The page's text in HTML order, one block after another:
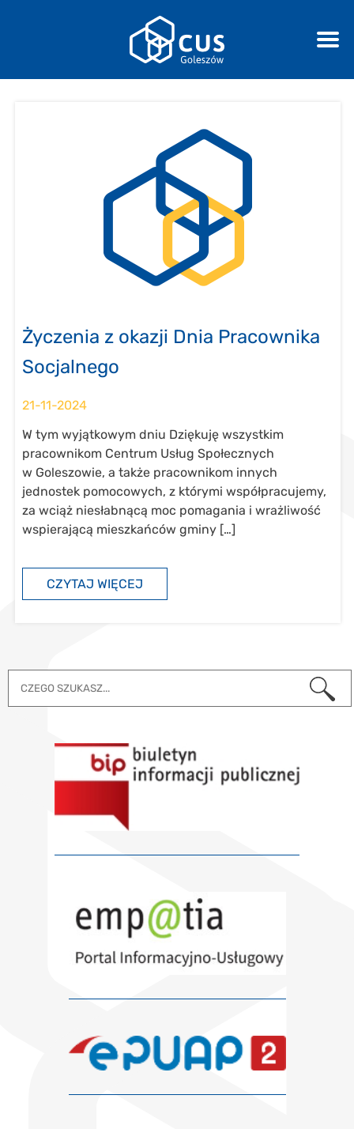
Życzenia z okazji Dnia Pracownika
Socjalnego
21-11-2024
W tym wyjątkowym dniu Dziękuję wszystkim
pracownikom Centrum Usług Społecznych
w Goleszowie, a także pracownikom innych
jednostek pomocowych, z którymi współpracujemy,
za wciąż niesłabnącą moc pomagania i wrażliwość
wspierającą mieszkańców gminy […]
CZYTAJ WIĘCEJ